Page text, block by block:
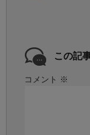
この記
コメント ※